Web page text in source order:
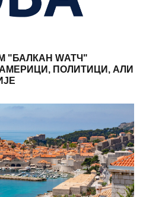
"БАЛКАН WАТЧ"
ПОЛИТИЦИ, АЛИ